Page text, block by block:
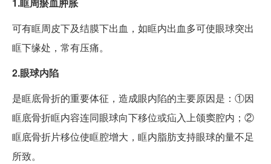
1.眶周瘀血肿胀
可有眶周皮下及结膜下出血，如眶内出血多可使眼球突出
眶下缘处，常有压痛。
2.眼球内陷
是眶底骨折的重要体征，造成眼内陷的主要原因是：①因
眶底骨折眶内容连同眼球向下移位或疝入上颌窦腔内；②
眶底骨折片移位使眶腔增大，眶内脂肪支持眼球的量不足
所致。